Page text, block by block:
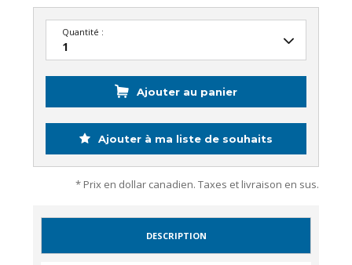
Quantité :
Ajouter au panier
Ajouter à ma liste de souhaits
* Prix en dollar canadien. Taxes et livraison en sus.
DESCRIPTION